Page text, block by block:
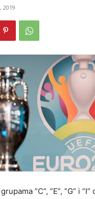
2019
”C”, ”E”, ”G” i